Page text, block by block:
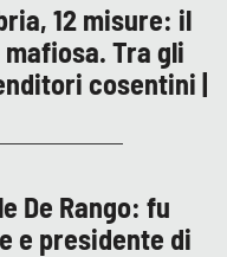
12 misure: il
Tra gli
cosentini |
De Rango: fu
e presidente di